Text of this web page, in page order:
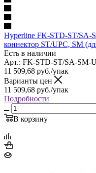
Hyperline FK-STD-ST/SA-
коннектор ST/UPC, SM
Есть в наличии
Арт.: FK-STD-ST/SA-SM-
11 509,68 руб./упак
Варианты цен
11 509,68 руб./упак
Подробности
В корзину